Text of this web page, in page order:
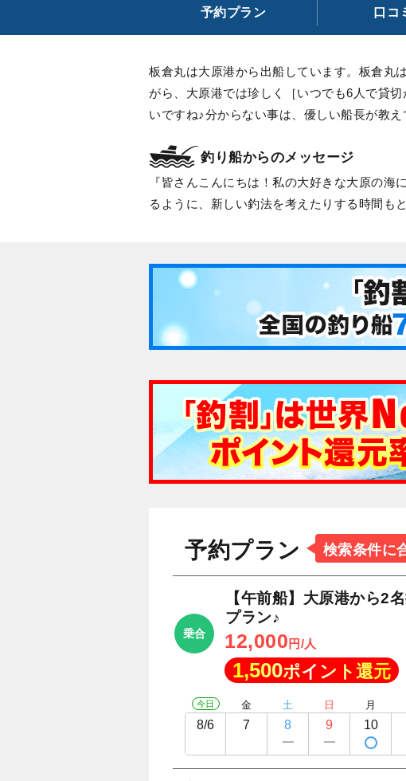
予約プラン 口コ
板倉丸は大原港から出船しています。板倉丸
がら、大原港では珍しく［いつでも6人で貸
いですね♪分からない事は、優しい船長が教
釣り船からのメッセージ
皆さんこんにちは！私の大好きな大原の海
るように、新しい釣法を考えたりする時間も
予約プラン 検索条件に
乗合
【午前船】大原港から2
プラン♪
12,000 円/人
1,500ポイント還元
今日
8/6
金
7
土
8
日
9
月
10